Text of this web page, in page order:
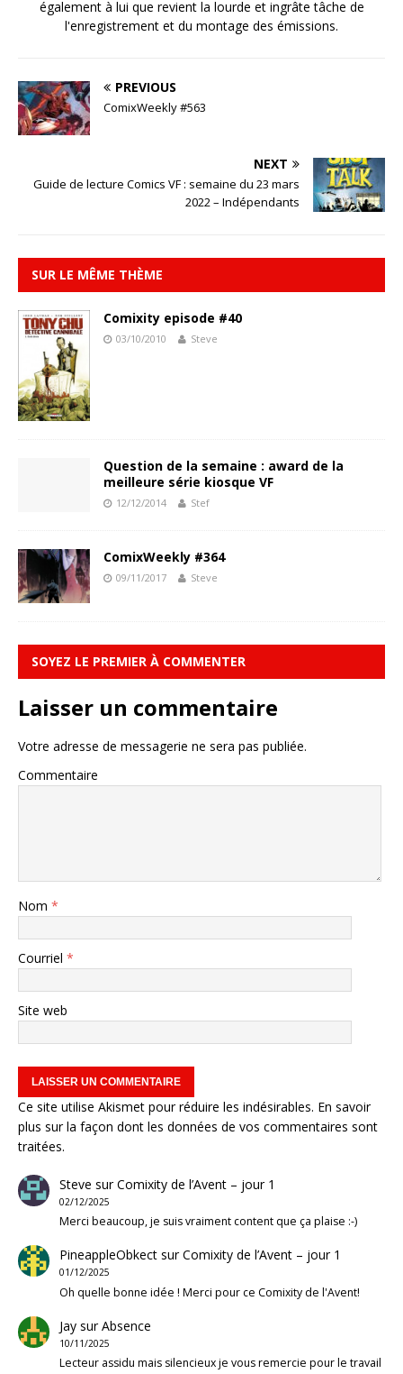
également à lui que revient la lourde et ingrâte tâche de
l'enregistrement et du montage des émissions.
PREVIOUS
ComixWeekly #563
NEXT
Guide de lecture Comics VF : semaine du 23 mars
2022 – Indépendants
SUR LE MÊME THÈME
Comixity episode #40
03/10/2010 Steve
Question de la semaine : award de la
meilleure série kiosque VF
12/12/2014 Stef
ComixWeekly #364
09/11/2017 Steve
SOYEZ LE PREMIER À COMMENTER
Laisser un commentaire
Votre adresse de messagerie ne sera pas publiée.
Commentaire
Nom *
Courriel *
Site web
Ce site utilise Akismet pour réduire les indésirables. En savoir
plus sur la façon dont les données de vos commentaires sont
traitées.
Steve surComixity de l’Avent – jour 1
02/12/2025
Merci beaucoup, je suis vraiment content que ça plaise :-)
PineappleObkectsurComixity de l’Avent – jour 1
01/12/2025
Oh quelle bonne idée ! Merci pour ce Comixity de l'Avent!
JaysurAbsence
10/11/2025
Lecteur assidu mais silencieux je vous remercie pour le travail